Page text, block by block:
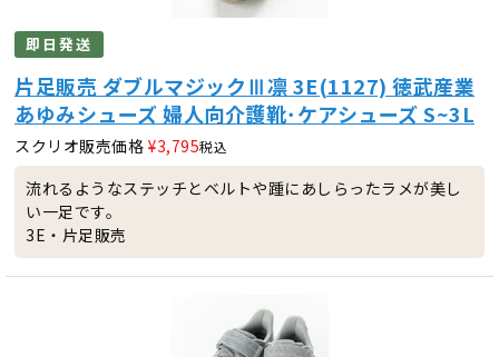
即日発送
片足販売 ダブルマジックⅢ凛 3E(1127) 徳武産業
あゆみシューズ 婦人向介護靴･ケアシューズ S~3L
スクリオ販売価格 ¥3,795税込
流れるようなステッチとベルトや踵にあしらったラメが美し
い一足です。
3E・片足販売